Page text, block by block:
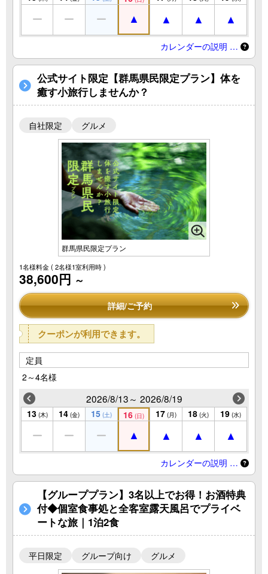
カレンダーの説明 …
公式サイト限定【群馬県民限定プラン】体を
癒す小旅行しませんか？
自社限定 グルメ
群馬県民限定プラン
1名様料金( 2名様1室利用時 )
38,600円 ～
詳細/ご予約
クーポンが利用できます。
定員
2～4名様
2026/8/13～ 2026/8/19
13 (木) 14 (金) 15 (土) 16 (日) 17 (月) 18 (火) 19 (水)
カレンダーの説明 …
【グループプラン】3名以上でお得！お酒特典
付◆個室食事処と全客室露天風呂でプライベ
ートな旅｜1泊2食
平日限定 グループ向け グルメ